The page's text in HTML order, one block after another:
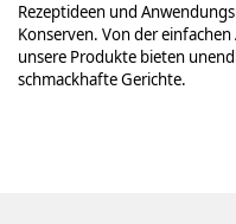
Rezeptideen und
Konserven. Von der
unsere Produkte bieten
schmackhafte Gerichte.